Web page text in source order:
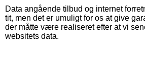
Data angående tilbud og internet
tit, men det er umuligt for os at give
der måtte være realiseret efter at vi
websitets data.